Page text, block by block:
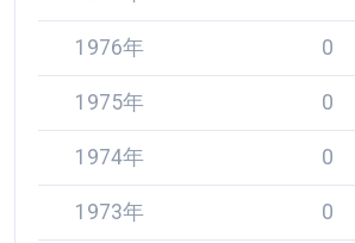
1976年 0
1975年 0
1974年 0
1973年 0